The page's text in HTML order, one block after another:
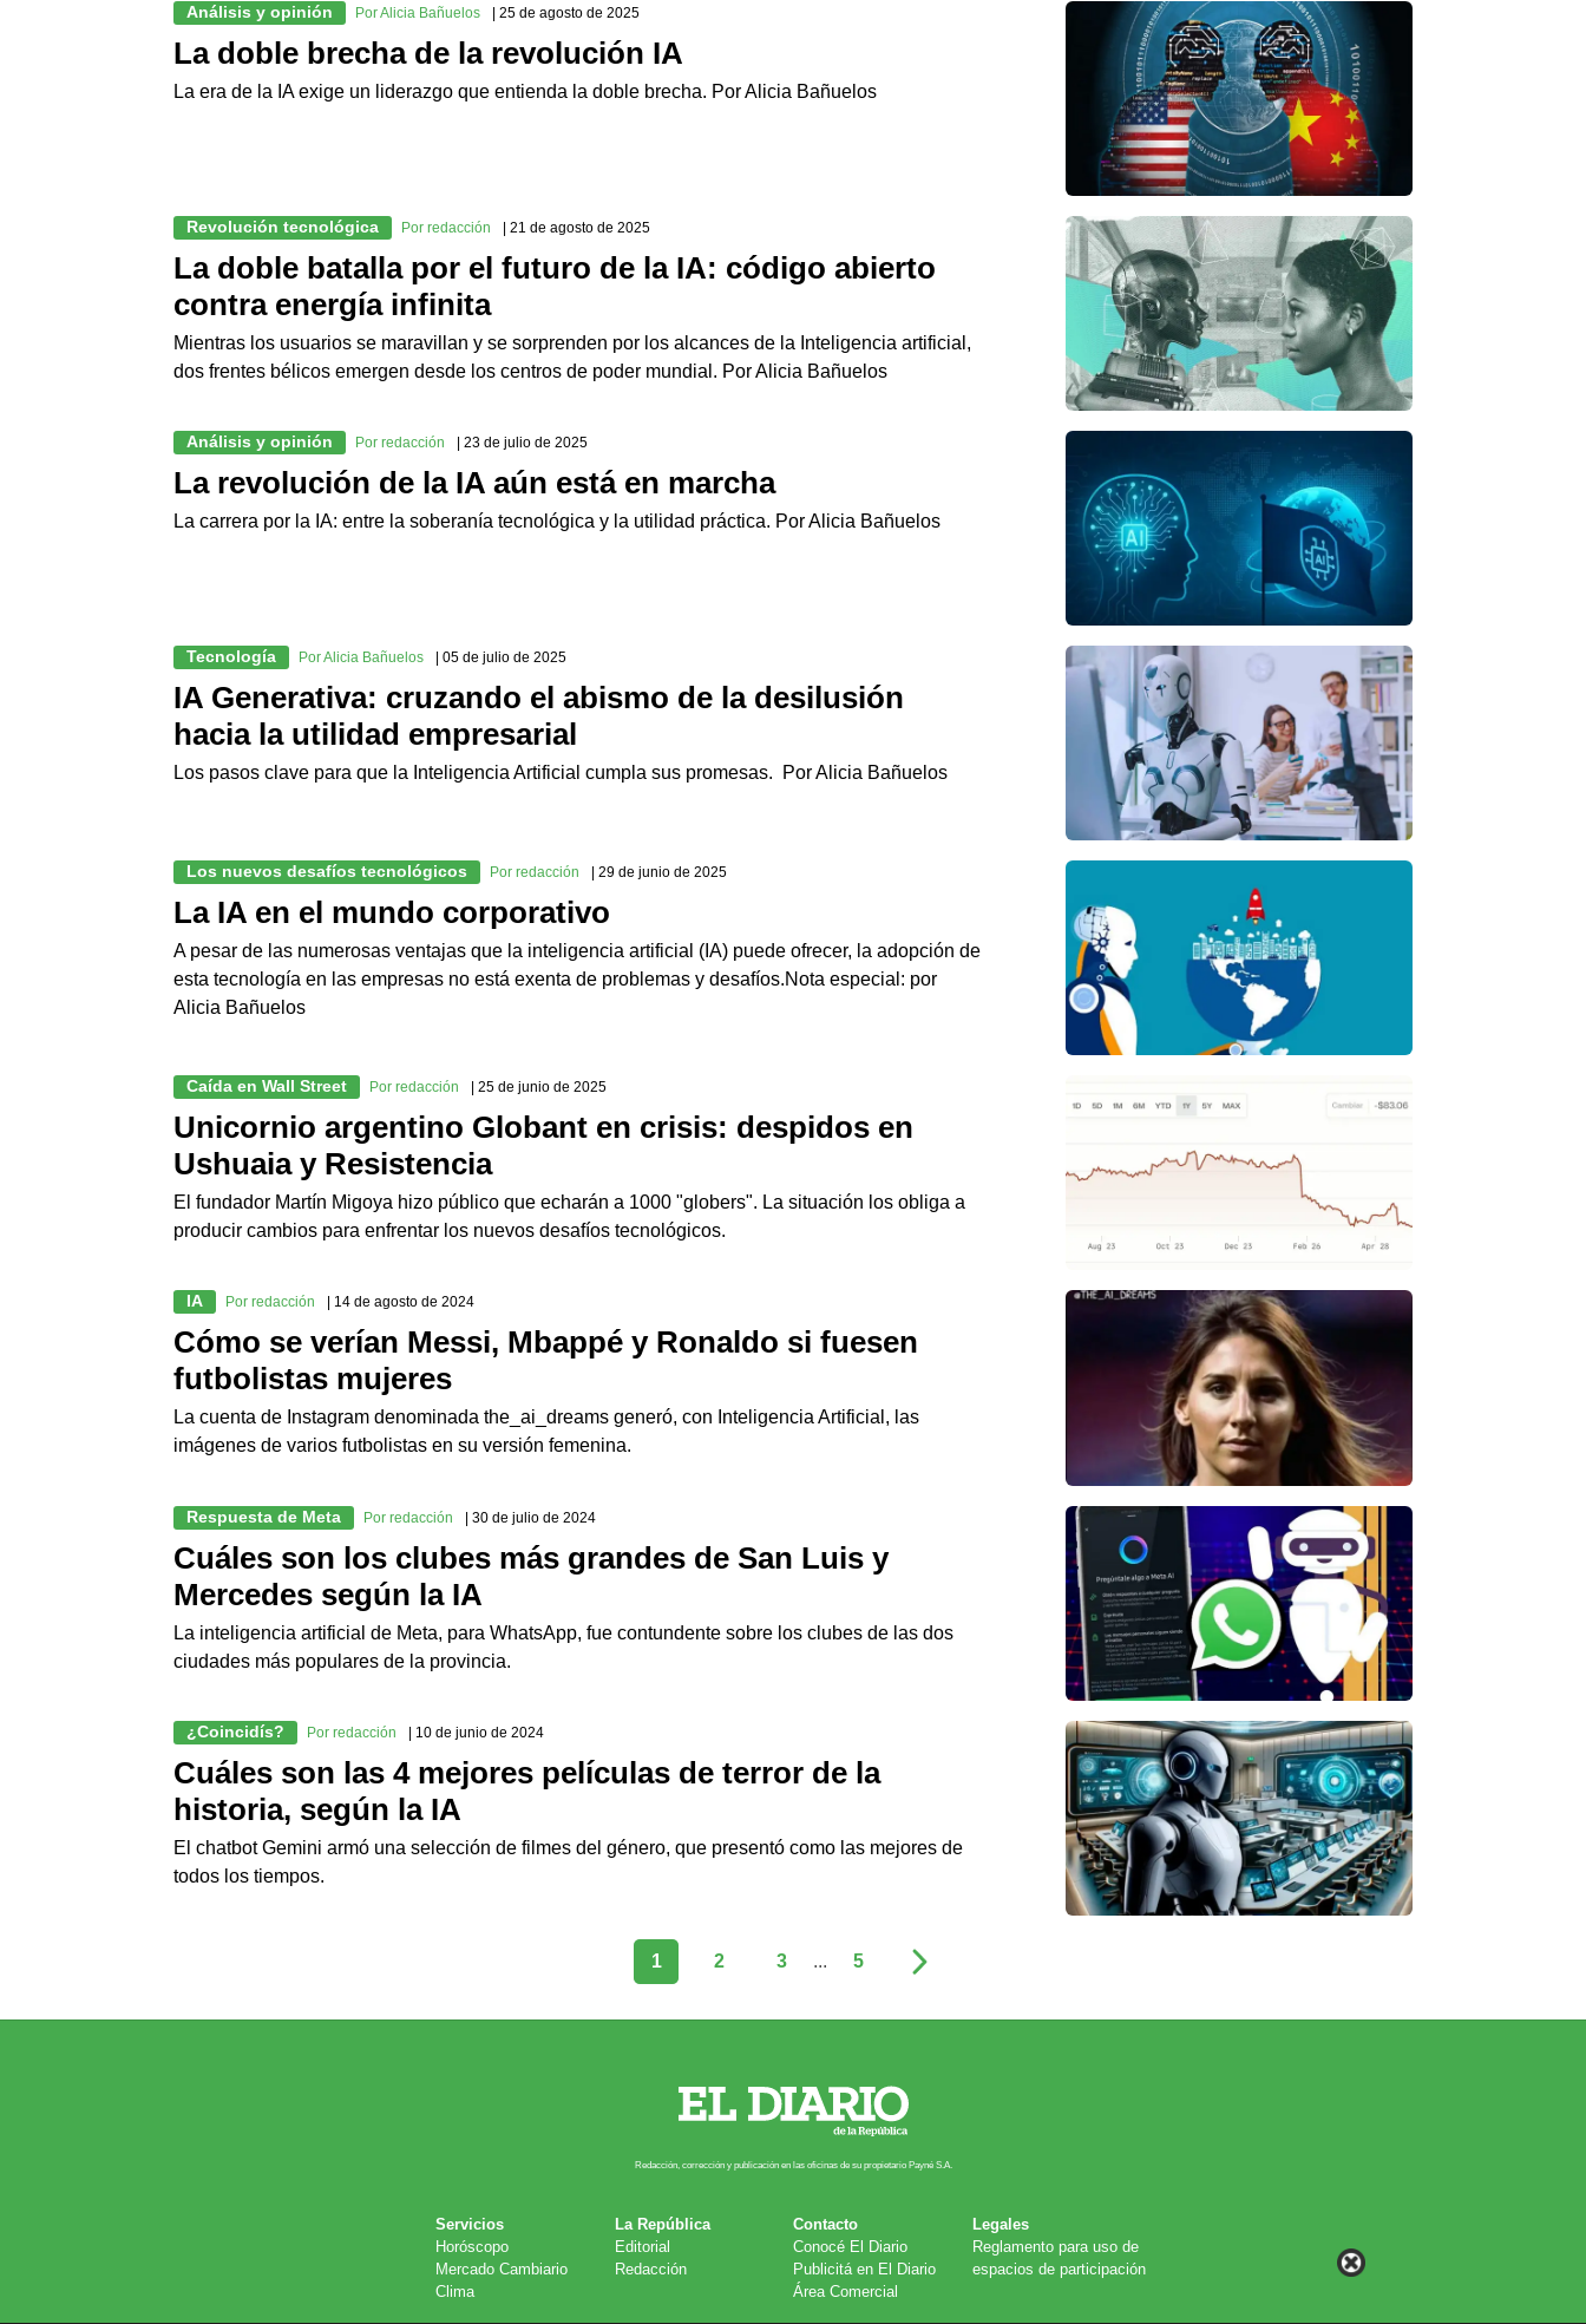
Análisis y opinión Por Alicia Bañuelos | 25 de agosto de 2025
La doble brecha de la revolución IA
La era de la IA exige un liderazgo que entienda la doble brecha. Por Alicia Bañuelos
Revolución tecnológica Por redacción | 21 de agosto de 2025
La doble batalla por el futuro de la IA: código abierto
contra energía infinita
Mientras los usuarios se maravillan y se sorprenden por los alcances de la Inteligencia artificial,
dos frentes bélicos emergen desde los centros de poder mundial. Por Alicia Bañuelos
Análisis y opinión Por redacción | 23 de julio de 2025
La revolución de la IA aún está en marcha
La carrera por la IA: entre la soberanía tecnológica y la utilidad práctica. Por Alicia Bañuelos
Tecnología Por Alicia Bañuelos | 05 de julio de 2025
IA Generativa: cruzando el abismo de la desilusión
hacia la utilidad empresarial
Los pasos clave para que la Inteligencia Artificial cumpla sus promesas. Por Alicia Bañuelos
Los nuevos desafíos tecnológicos Por redacción | 29 de junio de 2025
La IA en el mundo corporativo
A pesar de las numerosas ventajas que la inteligencia artificial (IA) puede ofrecer, la adopción de
esta tecnología en las empresas no está exenta de problemas y desafíos.Nota especial: por
Alicia Bañuelos
Caída en Wall Street Por redacción | 25 de junio de 2025
Unicornio argentino Globant en crisis: despidos en
Ushuaia y Resistencia
El fundador Martín Migoya hizo público que echarán a 1000 "globers". La situación los obliga a
producir cambios para enfrentar los nuevos desafíos tecnológicos.
IA Por redacción | 14 de agosto de 2024
Cómo se verían Messi, Mbappé y Ronaldo si fuesen
futbolistas mujeres
La cuenta de Instagram denominada the_ai_dreams generó, con Inteligencia Artificial, las
imágenes de varios futbolistas en su versión femenina.
Respuesta de Meta Por redacción | 30 de julio de 2024
Cuáles son los clubes más grandes de San Luis y
Mercedes según la IA
La inteligencia artificial de Meta, para WhatsApp, fue contundente sobre los clubes de las dos
ciudades más populares de la provincia.
¿Coincidís? Por redacción | 10 de junio de 2024
Cuáles son las 4 mejores películas de terror de la
historia, según la IA
El chatbot Gemini armó una selección de filmes del género, que presentó como las mejores de
todos los tiempos.
1 2 3 ... 5
Redacción, corrección y publicación en las oficinas de su propietario Payn​é S.A.
Servicios
Horóscopo
Mercado Cambiario
Clima
La República
Editorial
Redacción
Contacto
Conocé El Diario
Publicitá en El Diario
Área Comercial
Legales
Reglamento para uso de
espacios de participación